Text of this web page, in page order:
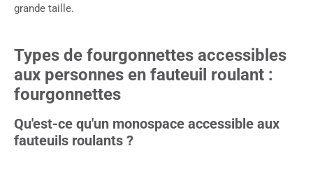
grande taille.
Types de fourgonnettes accessibles
aux personnes en fauteuil roulant :
fourgonnettes
Qu'est-ce qu'un monospace accessible aux
fauteuils roulants ?